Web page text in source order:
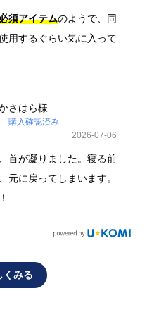
須アイテムのようで、同
用するぐらい気に入って
さはら様
購入確認済み
2026-07-06
首が凝りました。寝る前
元に戻ってしまいます。
くみる